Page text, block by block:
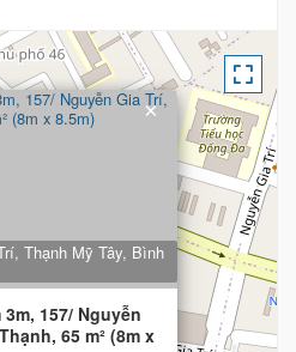
Thạnh Mỹ Tây, Bình
157/ Nguyễn
65 m² (8m x
×